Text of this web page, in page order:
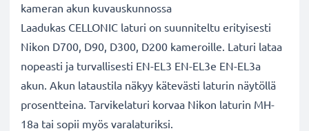
kameran akun kuvauskunnossa
Laadukas CELLONIC laturi on suunniteltu erityisesti
Nikon D700, D90, D300, D200 kameroille. Laturi lataa
nopeasti ja turvallisesti EN-EL3 EN-EL3e EN-EL3a
akun. Akun lataustila näkyy kätevästi laturin näytöllä
prosentteina. Tarvikelaturi korvaa Nikon laturin MH-
18a tai sopii myös varalaturiksi.